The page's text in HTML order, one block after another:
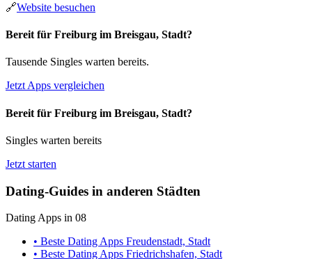
🔗Website besuchen
Bereit für Freiburg im Breisgau, Stadt?
Tausende Singles warten bereits.
Jetzt Apps vergleichen
Bereit für Freiburg im Breisgau, Stadt?
Singles warten bereits
Jetzt starten
Dating-Guides in anderen Städten
Dating Apps in 08
• Beste Dating Apps Freudenstadt, Stadt
• Beste Dating Apps Friedrichshafen, Stadt